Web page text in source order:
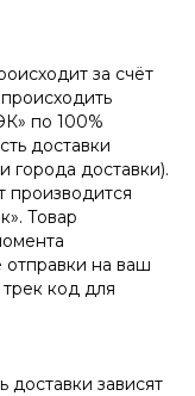
за счёт
по 100%
доставки
города доставки).
производится
Товар
отправки на ваш
код для
доставки зависят